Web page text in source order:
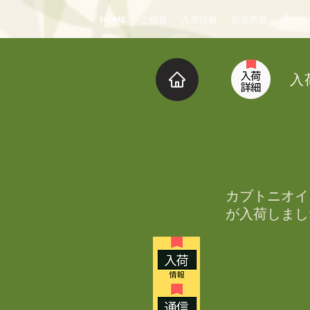
HOME ご挨拶 入荷情報 出張買取 通信
入
カブトニオ
が入荷しま